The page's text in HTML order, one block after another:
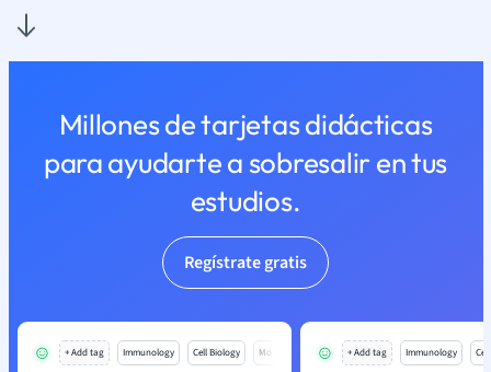
Millones de tarjetas didácticas
para ayudarte a sobresalir en tus
estudios.
Regístrate gratis
+ Add tag Immunology Cell Biology Mo + Add tag Immunology